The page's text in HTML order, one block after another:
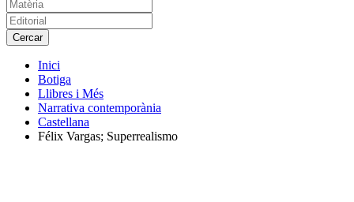
Inici
Botiga
Llibres i Més
Narrativa contemporània
Castellana
Félix Vargas; Superrealismo